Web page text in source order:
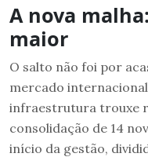
A nova
maior
O salto não foi por
mercado
infraestrutura trouxe
consolidação de 14
início da gestão,